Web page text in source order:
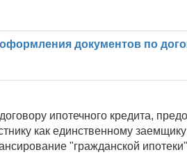
документов по
ипотечного кредита,
как единственному
"гражданской